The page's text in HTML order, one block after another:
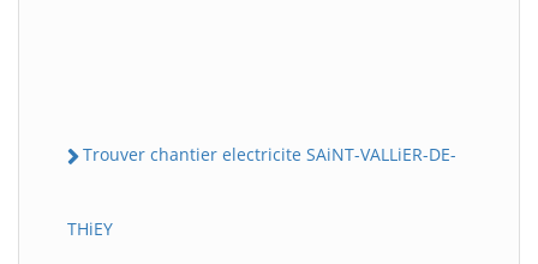
Trouver chantier electricite SAiNT-VALLiER-DE-
THiEY